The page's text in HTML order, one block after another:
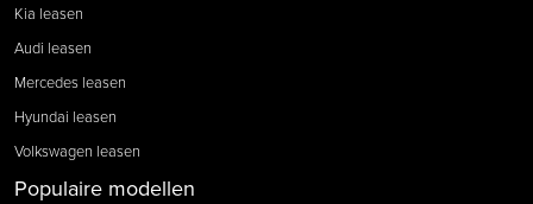
Kia leasen
Audi leasen
Mercedes leasen
Hyundai leasen
Volkswagen leasen
Populaire modellen